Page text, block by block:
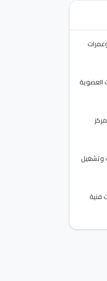
العضوية
وتشغيل
فنية